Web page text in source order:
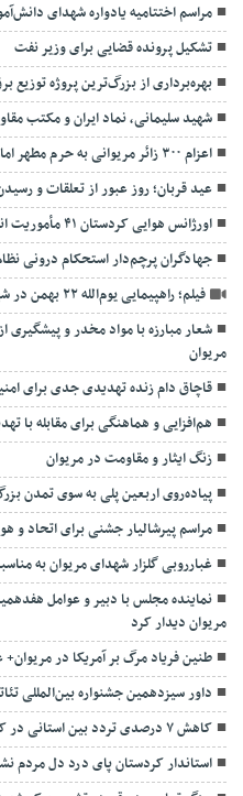
مراسم اختتاميه یادواره شهدای
تشکیل پرونده قضایی برای وزیر نفت
بهره‌برداری از بزرگ‌ترین پروژه
شهید سلیمانی، نماد ایران و مکتب
اعزام ۳۰۰ زائر مریوانی به حرم مطهر امام خمینی (ره)
عید قربان؛ روز عبور از تعلقات و
اورژانس هوایی کردستان ۴۱ مأموریت انجام داد
جهادگران پرچم‌دار استحکام درونی
فیلم؛ راهپیمایی یوم‌الله ۲۲ بهمن در شهرستان مریوان
شعار مبارزه با مواد مخدر و
مریوان
قاچاق دام زنده تهدیدی جدی برای
هم‌افزایی و هماهنگی برای مقابله با
زنگ ایثار و مقاومت در مریوان
پیاده‌روی اربعین پلی به سوی تمدن
مراسم پیرشالیار جشنی برای اتحاد
غبارروبی گلزار شهدای مریوان به
نماینده مجلس با دبیر و عوامل
مریوان دیدار کرد
طنین فریاد مرگ بر آمریکا در
داور سیزدهمین جشنواره بین‌المللی
کاهش ۷ درصدی تردد بین استانی در کردستان
استاندار کردستان پای درد دل مردم